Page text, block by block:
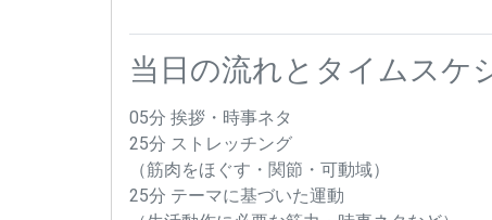
当日の流れとタイムスケ
05分 挨拶・時事ネタ
25分 ストレッチング
（筋肉をほぐす・関節・可動域）
25分 テーマに基づいた運動